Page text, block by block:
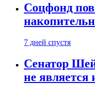
Соцфонд
7 дней спустя
Сенатор
не является